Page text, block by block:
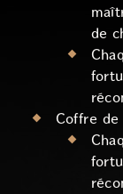
de
Coffre de